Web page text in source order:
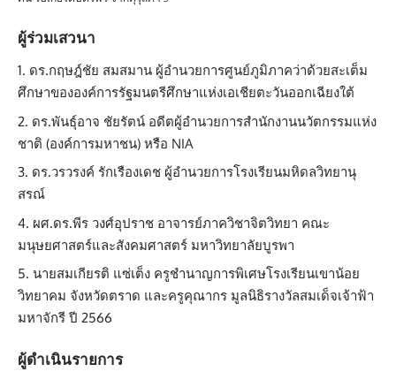
ผู้ร่วมเสวนา
ดร.กฤษฎ์ชัย สมสมาน ผู้อำนวยการศูนย์ภูมิภาคว่าด้วยสะเต็ม
ศึกษาขององค์การรัฐมนตรีศึกษาแห่งเอเชียตะวันออกเฉียงใต้
ดร.พันธุ์อาจ ชัยรัตน์ อดีตผู้อำนวยการสำนักงานนวัตกรรมแห่ง
ชาติ (องค์การมหาชน) หรือ NIA
ดร.วรวรงค์ รักเรืองเดช ผู้อำนวยการโรงเรียนมหิดลวิทยานุ
สรณ์
ผศ.ดร.พีร วงศ์อุปราช อาจารย์ภาควิชาจิตวิทยา คณะ
มนุษยศาสตร์และสังคมศาสตร์ มหาวิทยาลัยบูรพา
นายสมเกียรติ แซ่เต็ง ครูชำนาญการพิเศษโรงเรียนเขาน้อย
วิทยาคม จังหวัดตราด และครูคุณากร มูลนิธิรางวัลสมเด็จเจ้าฟ้า
มหาจักรี ปี 2566
ผู้ดำเนินรายการ